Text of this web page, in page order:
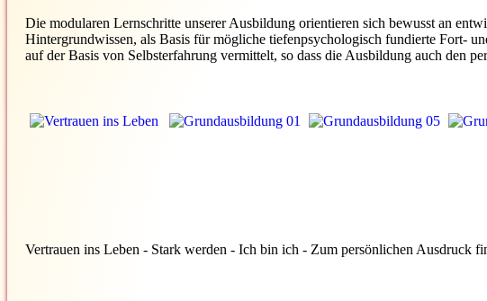
Die modularen Lernschritte unserer Ausbildung orientieren sich bewusst an
Hintergrundwissen, als Basis für mögliche tiefenpsychologisch fundierte Fort-
auf der Basis von Selbsterfahrung vermittelt, so dass die Ausbildung auch den
Vertrauen ins Leben - Stark werden - Ich bin ich - Zum persönlichen Ausdruck